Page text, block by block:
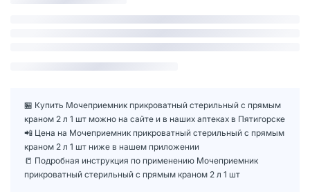
🏪 Купить Мочеприемник прикроватный стерильный с прямым
краном 2 л 1 шт можно на сайте и в наших аптеках в Пятигорске
📲 Цена на Мочеприемник прикроватный стерильный с прямым
краном 2 л 1 шт ниже в нашем приложении
📒 Подробная инструкция по применению Мочеприемник
прикроватный стерильный с прямым краном 2 л 1 шт